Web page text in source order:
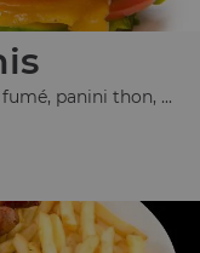
panini thon, ...